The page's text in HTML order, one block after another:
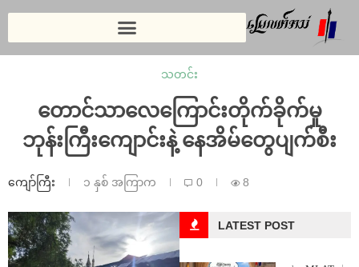
သတင်း
တောင်သာလေကြောင်းတိုက်ခိုက်မှု
ဘုန်းကြီးကျောင်းနဲ့ နေအိမ်တွေပျက်စီး
ကျော်ကြီး ၁ နှစ် အကြာက 0 8
LATEST POST